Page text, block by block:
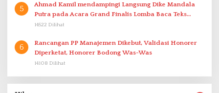
5
Ahmad Kamil mendampingi Langsung Dike Mandala
Putra pada Acara Grand Finalis Lomba Baca Teks
Proklamasi Mirip Bung Karno di Bali
14522 Dilihat
6
Rancangan PP Manajemen Dikebut, Validasi Honorer
Diperketat, Honorer Bodong Was-Was
14108 Dilihat